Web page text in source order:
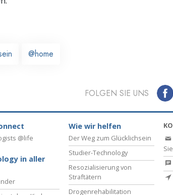
@home
FOLGEN SIE UNS
@life
in aller
Wie wir helfen
Der Weg zum Glücklichsein
Studier-Technology
Resozialisierung von
Straftätern
Drogenrehabilitation